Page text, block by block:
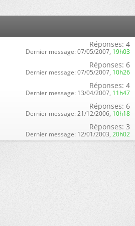
Réponses: 4
Dernier message: 07/05/2007, 19h03
Réponses: 6
Dernier message: 07/05/2007, 10h26
Réponses: 4
Dernier message: 13/04/2007, 11h47
Réponses: 6
Dernier message: 21/12/2006, 10h18
Réponses: 3
Dernier message: 12/01/2003, 20h02